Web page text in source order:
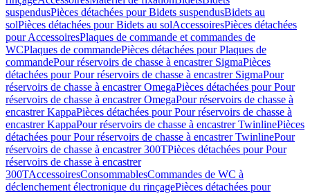
suspendusPièces détachées pour Bidets suspendusBidets au
solPièces détachées pour Bidets au solAccessoiresPièces détachées
pour AccessoiresPlaques de commande et commandes de
WCPlaques de commandePièces détachées pour Plaques de
commandePour réservoirs de chasse à encastrer SigmaPièces
détachées pour Pour réservoirs de chasse à encastrer SigmaPour
réservoirs de chasse à encastrer OmegaPièces détachées pour Pour
réservoirs de chasse à encastrer OmegaPour réservoirs de chasse à
encastrer KappaPièces détachées pour Pour réservoirs de chasse à
encastrer KappaPour réservoirs de chasse à encastrer TwinlinePièces
détachées pour Pour réservoirs de chasse à encastrer TwinlinePour
réservoirs de chasse à encastrer 300TPièces détachées pour Pour
réservoirs de chasse à encastrer
300TAccessoiresConsommablesCommandes de WC à
déclenchement électronique du rinçagePièces détachées pour